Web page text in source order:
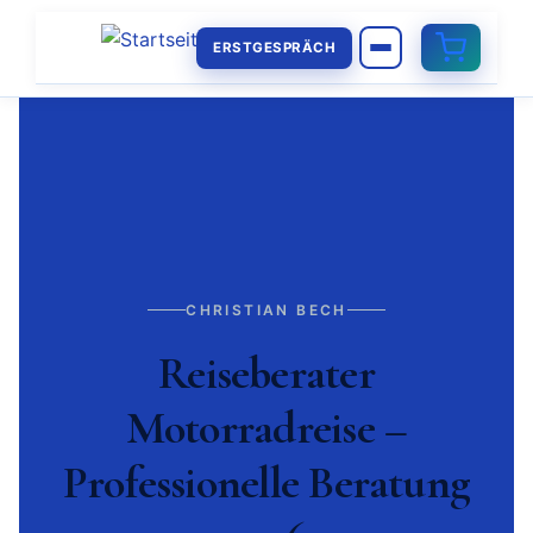
ERSTGESPRÄCH
CHRISTIAN BECH
Reiseberater
Motorradreise –
Professionelle Beratung